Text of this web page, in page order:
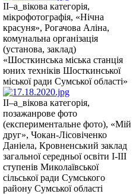
ІІ–а_вікова категорія,
мікрофотографія, «Нічна
красуня», Рогачова Аліна,
комунальна організація
(установа, заклад)
«Шосткинська міська станція
юних техніків Шосткинської
міської ради Сумської області»
ІІ–а_вікова категорія,
позажанрове фото
(експериментальне фото), «Мій
друг», Чокан-Лісовіченко
Даніела, Кровненський заклад
загальної середньої освіти І-ІІІ
ступенів Миколаївської
сільської ради Сумського
району Сумської області